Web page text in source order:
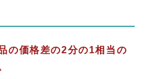
の価格差の2分の1相当の